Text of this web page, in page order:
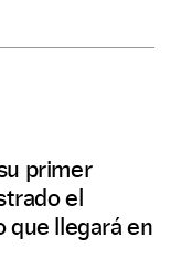
primer
el
que llegará en